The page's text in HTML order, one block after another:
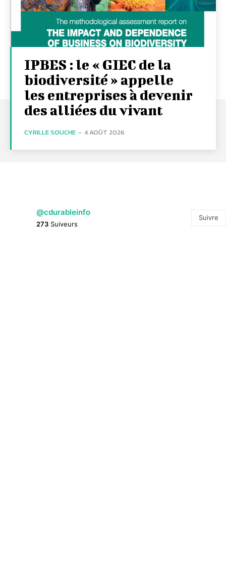
IPBES : le « GIEC de la
biodiversité » appelle
les entreprises à devenir
des alliées du vivant
CYRILLE SOUCHE - 4 AOÛT 2026
@cdurableinfo
273 Suiveurs
Suivre